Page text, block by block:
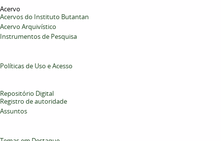
Acervo
Acervos do Instituto Butantan
Acervo Arquivístico
Instrumentos de Pesquisa
Políticas de Uso e Acesso
Repositório Digital
Registro de autoridade
Assuntos